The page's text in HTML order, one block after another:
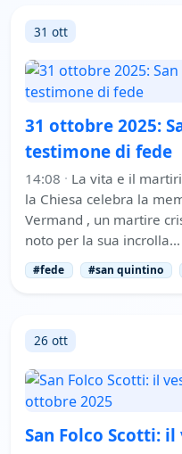
31 ott
31 ottobre 2025:
testimone di fede
14:08 · La vita e il
la Chiesa celebra la
Vermand , un martire
noto per la sua incrolla…
#fede #san quintino
26 ott
San Folco Scotti: